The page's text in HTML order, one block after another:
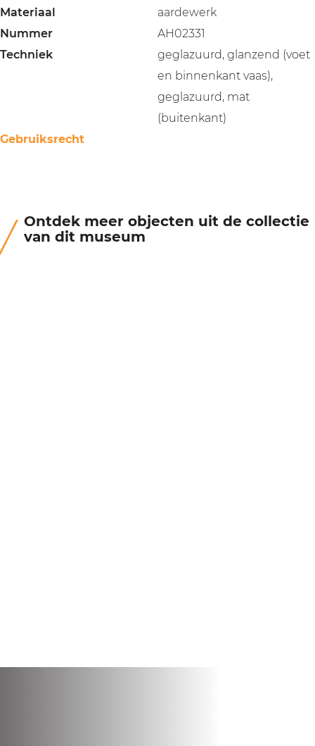
Materiaal
aardewerk
Nummer
AH02331
Techniek
geglazuurd, glanzend (voet
en binnenkant vaas),
geglazuurd, mat
(buitenkant)
Gebruiksrecht
Ontdek meer objecten uit de collectie
van dit museum